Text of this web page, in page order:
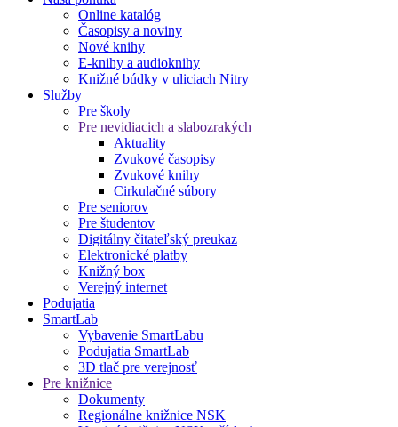
Online katalóg
Časopisy a noviny
Nové knihy
E-knihy a audioknihy
Knižné búdky v uliciach Nitry
Služby
Pre školy
Pre nevidiacich a slabozrakých
Aktuality
Zvukové časopisy
Zvukové knihy
Cirkulačné súbory
Pre seniorov
Pre študentov
Digitálny čitateľský preukaz
Elektronické platby
Knižný box
Verejný internet
Podujatia
SmartLab
Vybavenie SmartLabu
Podujatia SmartLab
3D tlač pre verejnosť
Pre knižnice
Dokumenty
Regionálne knižnice NSK